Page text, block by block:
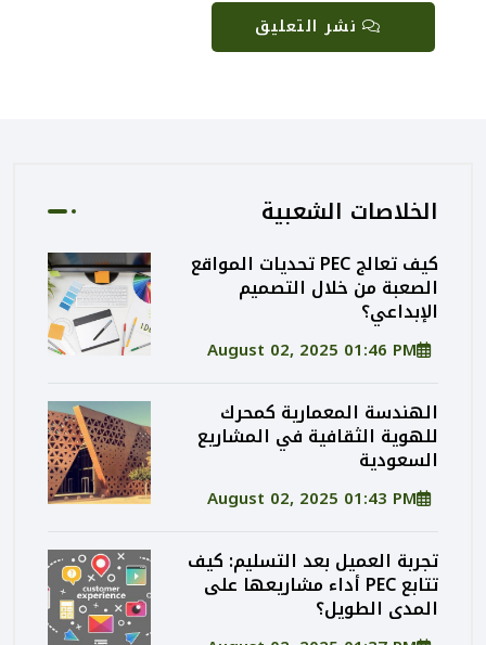
نشر التعليق
الخلاصات الشعبية
كيف تعالج PEC تحديات المواقع
الصعبة من خلال التصميم
الإبداعي؟
August 02, 2025 01:46 PM
الهندسة المعمارية كمحرك
للهوية الثقافية في المشاريع
السعودية
August 02, 2025 01:43 PM
تجربة العميل بعد التسليم: كيف
تتابع PEC أداء مشاريعها على
المدى الطويل؟